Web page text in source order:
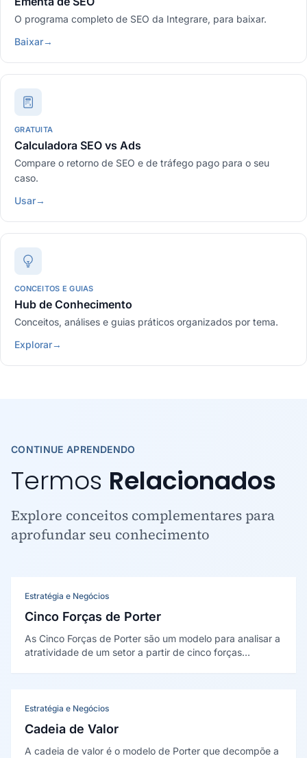
O programa completo de SEO da Integrare, para baixar.
Baixar→
GRATUITA
Calculadora SEO vs Ads
Compare o retorno de SEO e de tráfego pago para o seu
caso.
Usar→
CONCEITOS E GUIAS
Hub de Conhecimento
Conceitos, análises e guias práticos organizados por tema.
Explorar→
CONTINUE APRENDENDO
Termos Relacionados
Explore conceitos complementares para
aprofundar seu conhecimento
Estratégia e Negócios
Cinco Forças de Porter
As Cinco Forças de Porter são um modelo para analisar a
atratividade de um setor a partir de cinco forças
Michael Porter em 1979.
Estratégia e Negócios
Cadeia de Valor
A cadeia de valor é o modelo de Porter que decompõe a